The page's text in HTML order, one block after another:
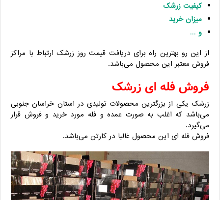
کیفیت زرشک
میزان خرید
و …
از این رو بهترین راه برای دریافت قیمت روز زرشک ارتباط با مراکز
فروش معتبر این محصول می‌باشد.
فروش فله ای زرشک
زرشک یکی از بزرگترین محصولات تولیدی در استان خراسان جنوبی
می‌باشد که اغلب به صورت عمده و فله مورد خرید و فروش قرار
می‌گیرد.
فروش فله ای این محصول غالبا در کارتن می‌باشد.